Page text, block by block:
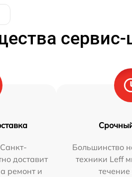
сервис-
доставит
ремонт и
Большинство
техники Leff
течение